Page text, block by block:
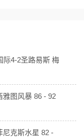
际4-2圣路易斯 梅
雅图风暴 86 - 92
尼克斯水星 82 -